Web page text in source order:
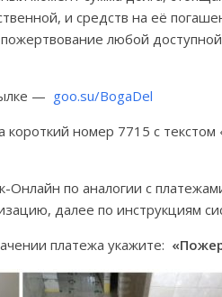
и средств на её
любой
— goo.su/BogaDel
короткий номер 7715 с текстом
Онлайн по аналогии с
далее по инструкциям
платежа укажите: